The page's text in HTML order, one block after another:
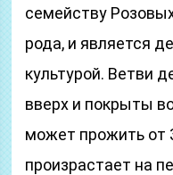
семейству
рода, и является
культурой. Ветви
вверх и покрыты
может прожить от
произрастает на